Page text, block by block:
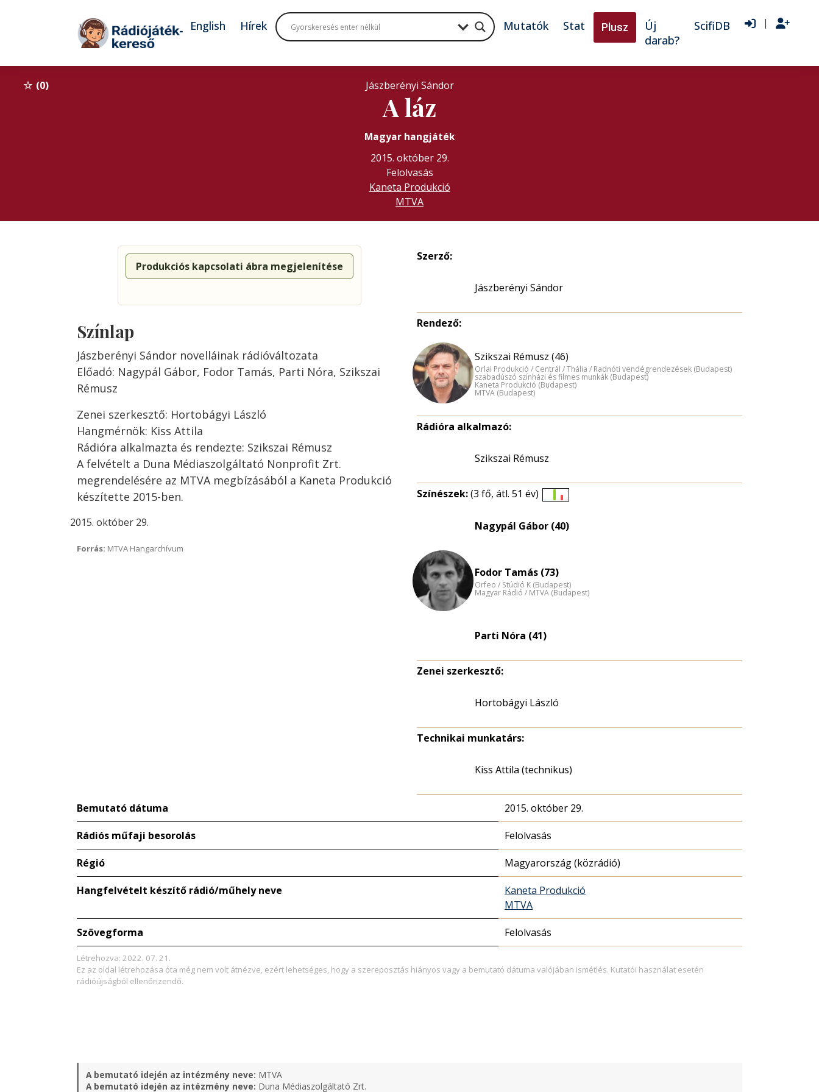
Tovább a tartalomhoz
English Hírek Mutatók Stat Plusz
Új
darab?
ScifiDB |
0 Jászberényi Sándor
A láz
Magyar hangjáték
2015. október 29.
Felolvasás
Kaneta Produkció
MTVA
Produkciós kapcsolati ábra megjelenítése
Színlap
Jászberényi Sándor novelláinak rádióváltozata
Előadó: Nagypál Gábor, Fodor Tamás, Parti Nóra, Szikszai
Rémusz
Zenei szerkesztő: Hortobágyi László
Hangmérnök: Kiss Attila
Rádióra alkalmazta és rendezte: Szikszai Rémusz
A felvételt a Duna Médiaszolgáltató Nonprofit Zrt.
megrendelésére az MTVA megbízásából a Kaneta Produkció
készítette 2015-ben.
október 29.
Forrás: MTVA Hangarchívum
Szerző:
Jászberényi Sándor
Rendező:
Szikszai Rémusz (46)
Orlai Produkció / Centrál / Thália / Radnóti vendégrendezések (Budapest)
szabadúszó színházi és filmes munkák (Budapest)
Kaneta Produkció (Budapest)
MTVA (Budapest)
Rádióra alkalmazó:
Szikszai Rémusz
Színészek:(3 fő, átl. 51 év)
eloszlás
Nagypál Gábor (40)
Fodor Tamás (73)
Orfeo / Stúdió K (Budapest)
Magyar Rádió / MTVA (Budapest)
Parti Nóra (41)
Zenei szerkesztő:
Hortobágyi László
Technikai munkatárs:
Kiss Attila (technikus)
Bemutató dátuma 2015. október 29.
Rádiós műfaji besorolás Felolvasás
Régió Magyarország (közrádió)
Hangfelvételt készítő rádió/műhely neve
Kaneta Produkció
MTVA
Szövegforma Felolvasás
Létrehozva: 2022. 07. 21.
Ez az oldal létrehozása óta még nem volt átnézve, ezért lehetséges, hogy a szereposztás hiányos vagy a bemutató dátuma valójában ismétlés. Kutatói használat esetén
rádióújságból ellenőrizendő.
A bemutató idején az intézmény neve: MTVA
A bemutató idején az intézmény neve: Duna Médiaszolgáltató Zrt.